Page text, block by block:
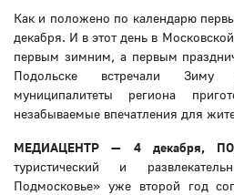
Как и положено по календарю
декабря. И в этот день в
первым зимним, а первым
Подольске встречали
муниципалитеты региона
незабываемые впечатления для
МЕДИАЦЕНТР — 4 декабря,
туристический и
Подмосковье» уже второй год